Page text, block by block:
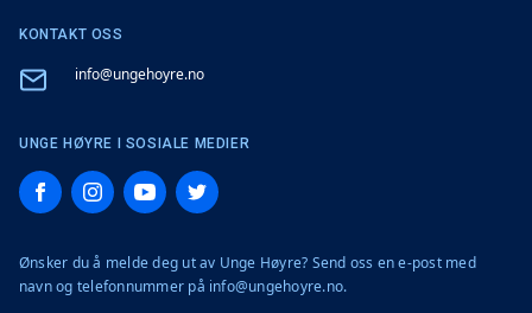
KONTAKT OSS
Email info@ungehoyre.no
UNGE HØYRE I SOSIALE MEDIER
FacebookInstagramYouTubeTwitter
Ønsker du å melde deg ut av Unge Høyre? Send oss en e-post med
navn og telefonnummer på info@ungehoyre.no.